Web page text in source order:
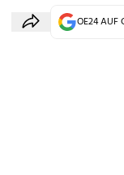
OE24 AUF